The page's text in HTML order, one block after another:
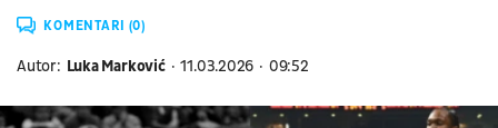
KOMENTARI (0)
Autor: Luka Marković 11.03.2026 09:52